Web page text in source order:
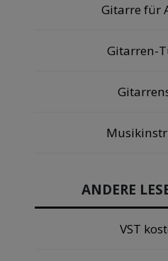
Gitarre für
Gitarren-
ANDERE
VST